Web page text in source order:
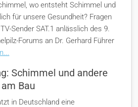
wo entsteht Schimmel und
für unsere Gesundheit? Fragen
Sender SAT.1 anlässlich des 9.
Forums an Dr. Gerhard Führer
Schimmel und andere
Bau
in Deutschland eine